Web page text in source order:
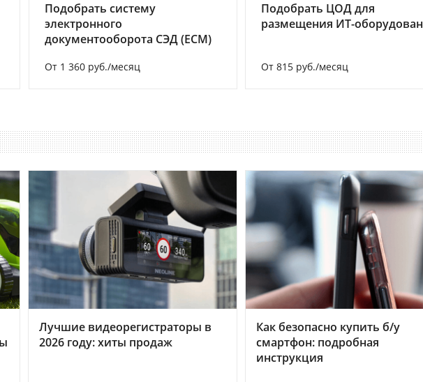
Подобрать систему
электронного
документооборота СЭД (ECM)
От 1 360 руб./месяц
Подобрать ЦОД для
размещения ИТ-
От 815 руб./месяц
Лучшие видеорегистраторы в
2026 году: хиты продаж
Как безопасно купить б/у
смартфон: подробная
инструкция